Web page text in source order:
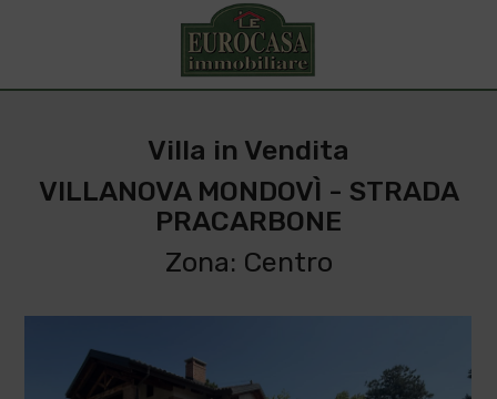
Villa in Vendita
VILLANOVA MONDOVÌ - STRADA
PRACARBONE
Zona: Centro